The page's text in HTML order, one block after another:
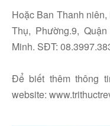
Hoặc Ban Thanh
Thụ, Phường.9,
Minh. SĐT:
Để biết thêm thông
website: